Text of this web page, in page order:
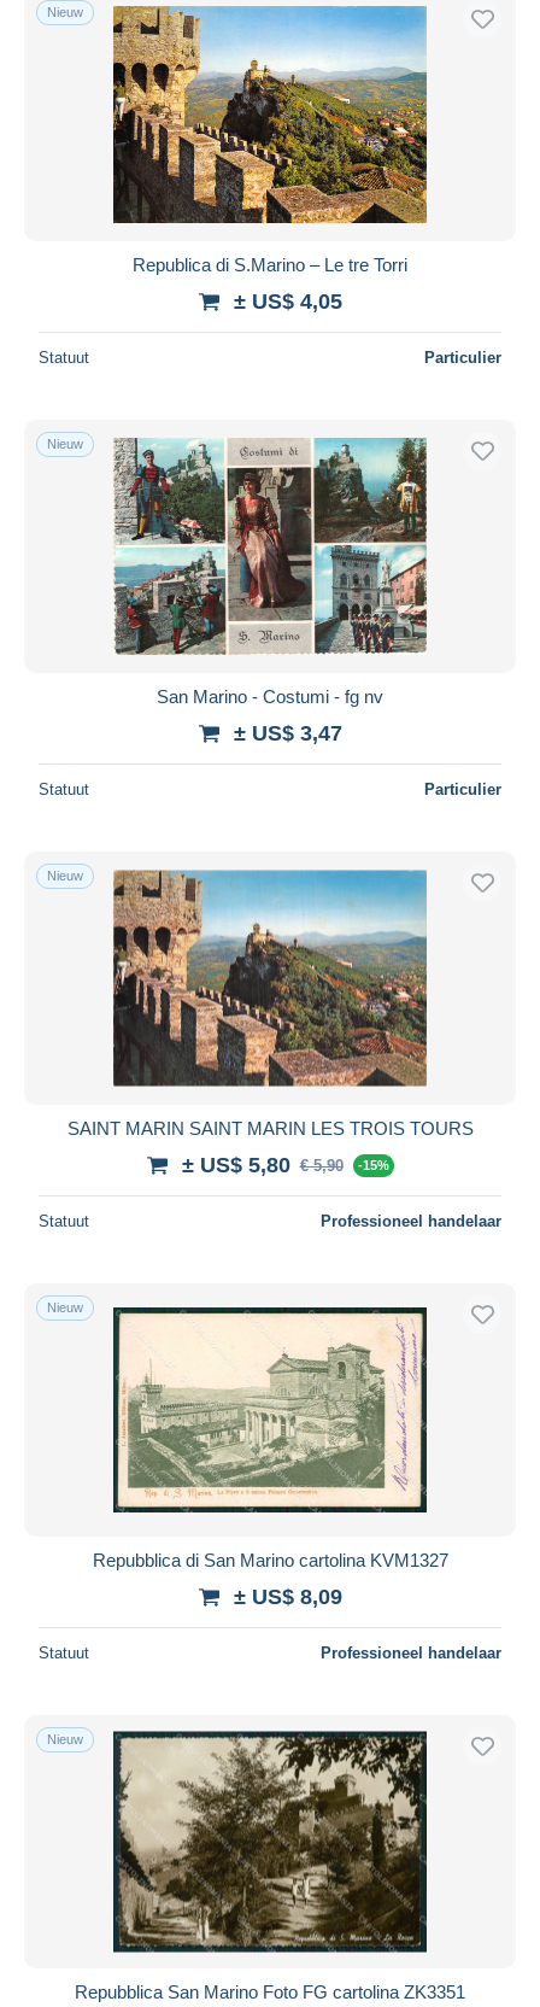
Nieuw
Republica di S.Marino – Le tre Torri
± US$ 4,05
Statuut Particulier
Nieuw
San Marino - Costumi - fg nv
± US$ 3,47
Statuut Particulier
Nieuw
SAINT MARIN SAINT MARIN LES TROIS TOURS
± US$ 5,80 € 5,90 -15%
Statuut Professioneel handelaar
Nieuw
Repubblica di San Marino cartolina KVM1327
± US$ 8,09
Statuut Professioneel handelaar
Nieuw
Repubblica San Marino Foto FG cartolina ZK3351